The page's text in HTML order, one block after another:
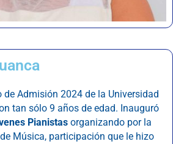
de Admisión 2024 de la Universidad
tan sólo 9 años de edad. Inauguró
Pianistas organizando por la
Música, participación que le hizo